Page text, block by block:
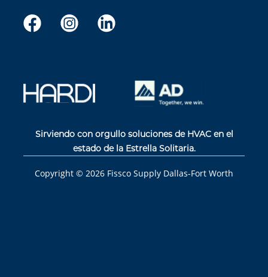
Sirviendo con orgullo soluciones de HVAC en el
estado de la Estrella Solitaria.
Copyright © 2026 Fissco Supply Dallas-Fort Worth